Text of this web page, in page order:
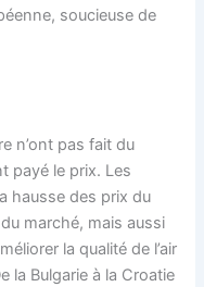
soucieuse de
n’ont pas fait du
payé le prix. Les
hausse des prix du
marché, mais aussi
la qualité de l’air
la Bulgarie à la Croatie